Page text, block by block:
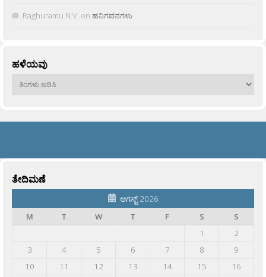
Raghuramu N.V. on ಹನಿಗವನಗಳು
ಹಳೆಯವು
ಹಳೆಯವು
ತೇದಿಮಣೆ
ಆಗಸ್ಟ್ 2026
M
T W T F S
S
1
2
3
4 5 6 7 8
9
10
11 12 13 14 15
16